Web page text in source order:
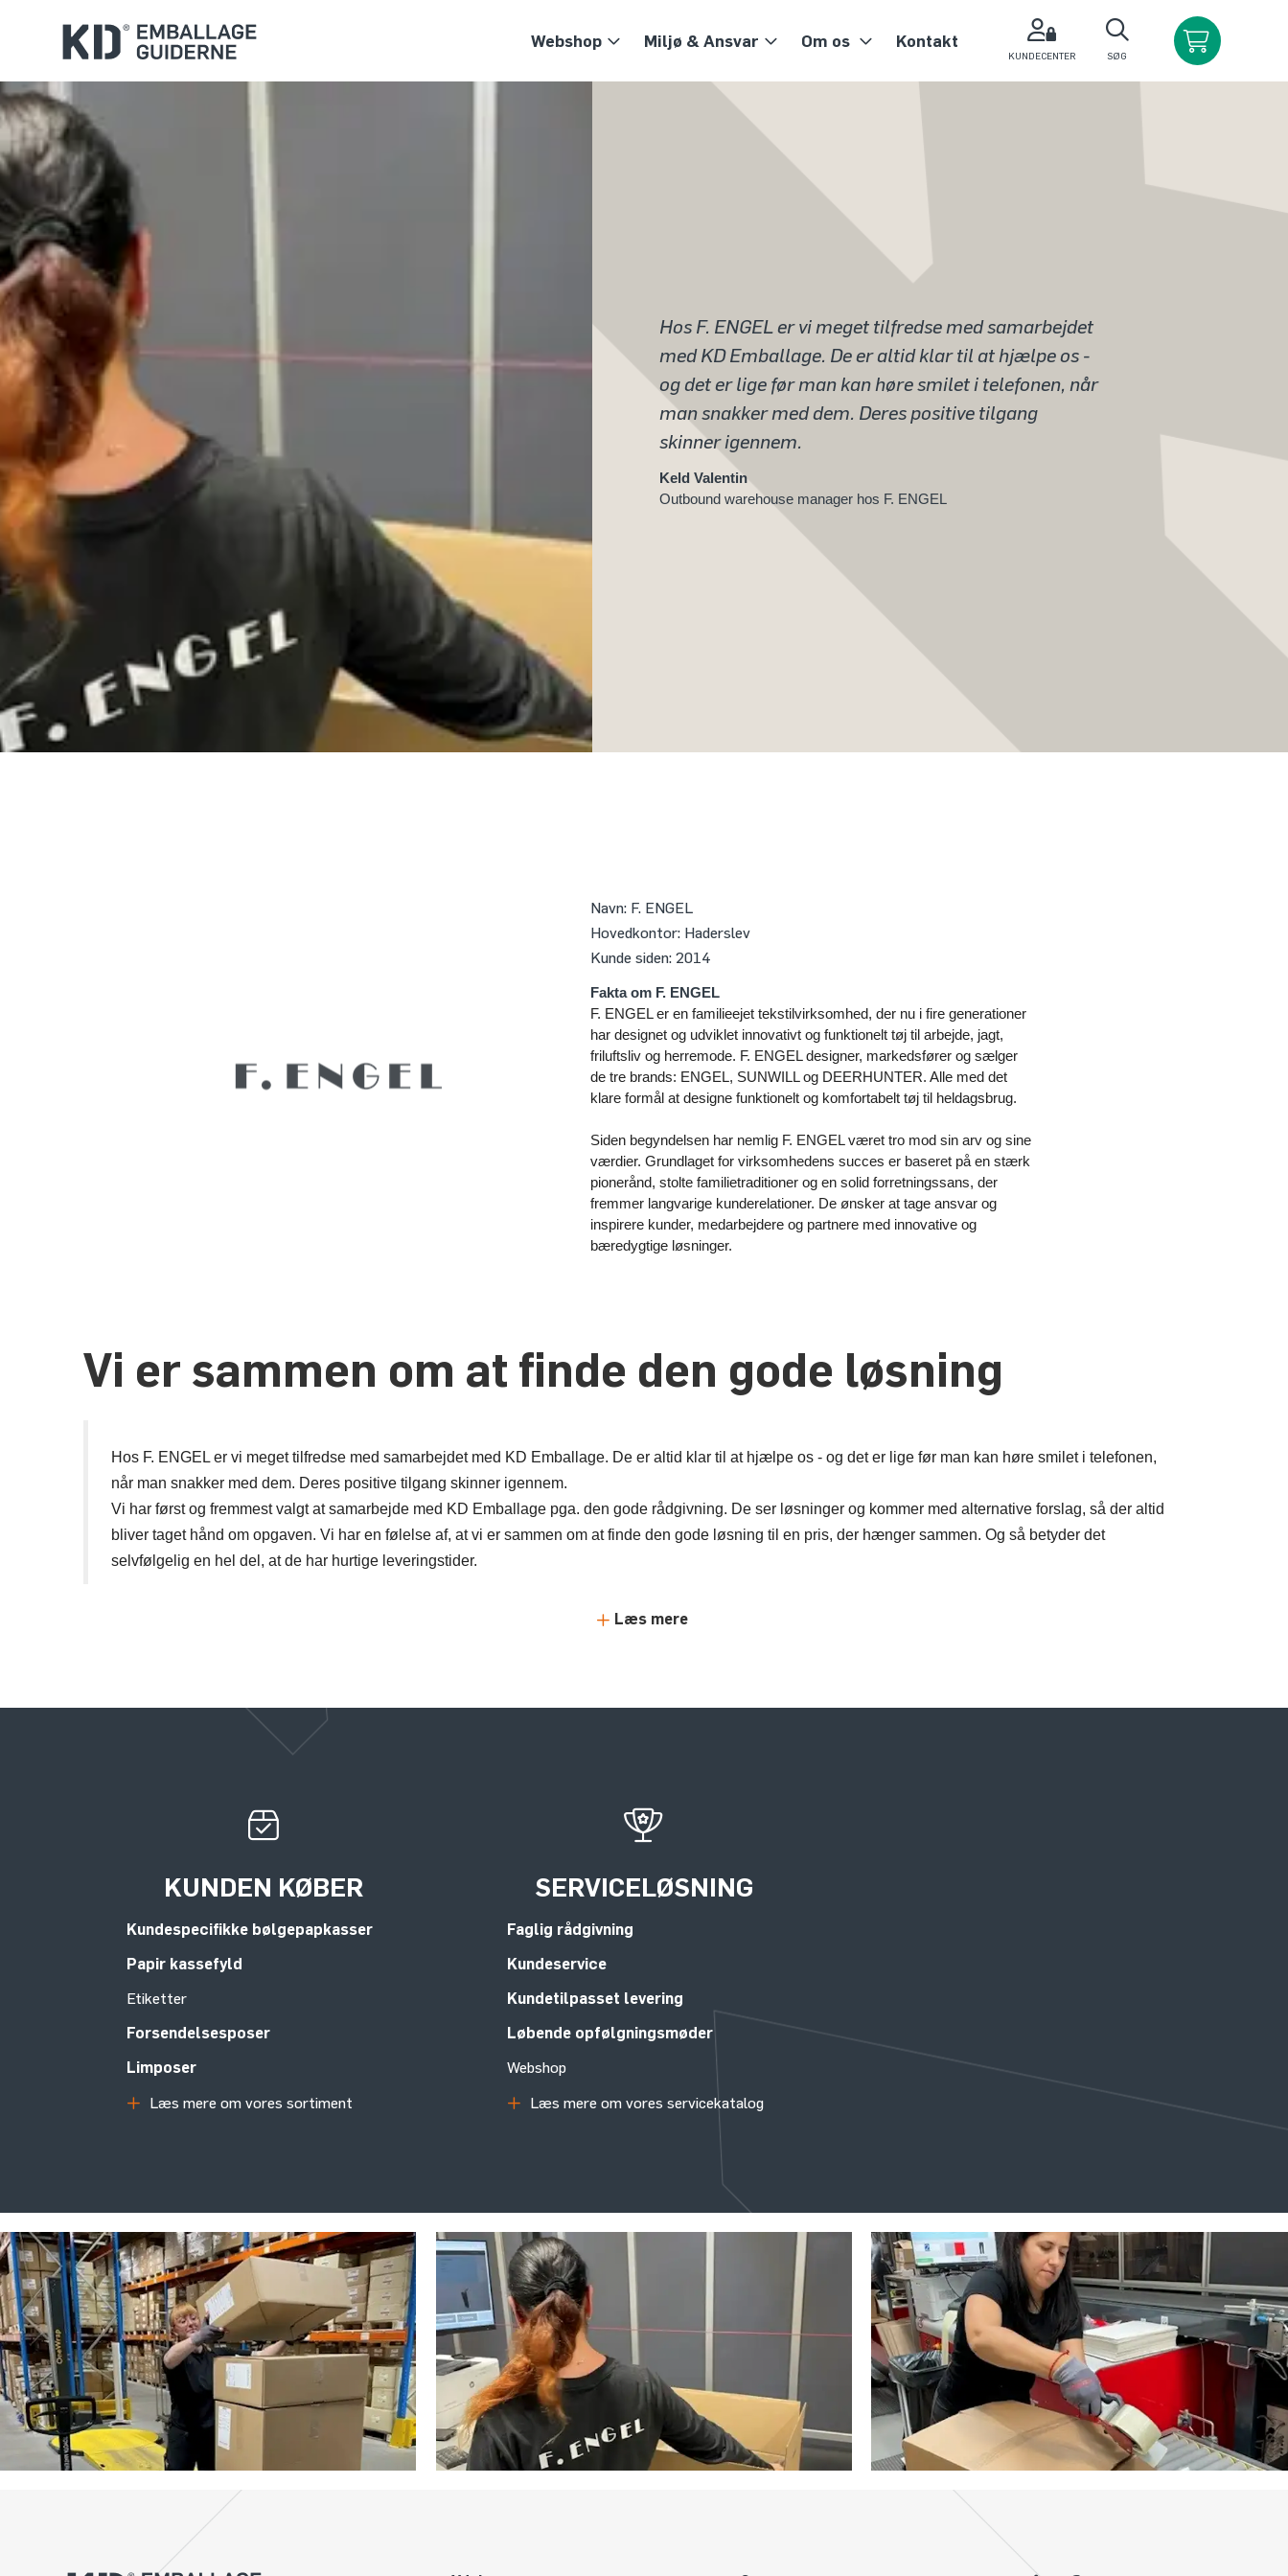
Webshop Miljø & Ansvar Om os Kontakt
KUNDECENTER SØG
Hos F. ENGEL er vi meget tilfredse med samarbejdet
med KD Emballage. De er altid klar til at hjælpe os -
og det er lige før man kan høre smilet i telefonen, når
man snakker med dem. Deres positive tilgang
skinner igennem.
Keld Valentin
Outbound warehouse manager hos F. ENGEL
Navn: F. ENGEL
Hovedkontor: Haderslev
Kunde siden: 2014
Fakta om F. ENGEL
F. ENGEL er en familieejet tekstilvirksomhed, der nu i fire generationer
har designet og udviklet innovativt og funktionelt tøj til arbejde, jagt,
friluftsliv og herremode. F. ENGEL designer, markedsfører og sælger
de tre brands: ENGEL, SUNWILL og DEERHUNTER. Alle med det
klare formål at designe funktionelt og komfortabelt tøj til heldagsbrug.
Siden begyndelsen har nemlig F. ENGEL været tro mod sin arv og sine
værdier. Grundlaget for virksomhedens succes er baseret på en stærk
pionerånd, stolte familietraditioner og en solid forretningssans, der
fremmer langvarige kunderelationer. De ønsker at tage ansvar og
inspirere kunder, medarbejdere og partnere med innovative og
bæredygtige løsninger.
Vi er sammen om at finde den gode løsning
Hos F. ENGEL er vi meget tilfredse med samarbejdet med KD Emballage. De er altid klar til at hjælpe os - og det er lige før man kan høre smilet i telefonen,
når man snakker med dem. Deres positive tilgang skinner igennem.
Vi har først og fremmest valgt at samarbejde med KD Emballage pga. den gode rådgivning. De ser løsninger og kommer med alternative forslag, så der altid
bliver taget hånd om opgaven. Vi har en følelse af, at vi er sammen om at finde den gode løsning til en pris, der hænger sammen. Og så betyder det
selvfølgelig en hel del, at de har hurtige leveringstider.
Læs mere
KUNDEN KØBER
Kundespecifikke bølgepapkasser
Papir kassefyld
Etiketter
Forsendelsesposer
Limposer
Læs mere om vores sortiment
SERVICELØSNING
Faglig rådgivning
Kundeservice
Kundetilpasset levering
Løbende opfølgningsmøder
Webshop
Læs mere om vores servicekatalog